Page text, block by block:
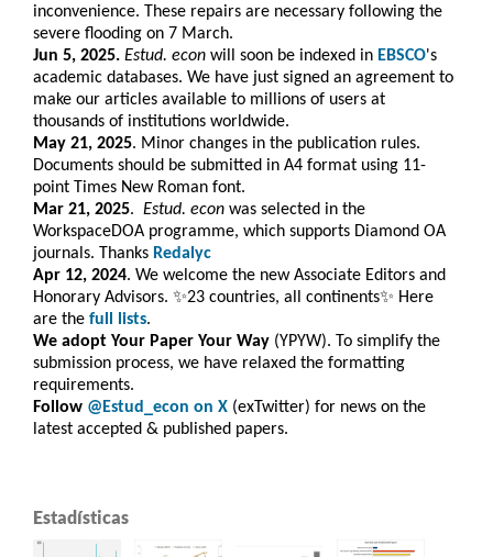
inconvenience. These repairs are necessary following the
severe flooding on 7 March.
Jun 5, 2025. Estud. econ will soon be indexed in EBSCO's
academic databases. We have just signed an agreement to
make our articles available to millions of users at
thousands of institutions worldwide.
May 21, 2025. Minor changes in the publication rules.
Documents should be submitted in A4 format using 11-
point Times New Roman font.
Mar 21, 2025. Estud. econ was selected in the
WorkspaceDOA programme, which supports Diamond OA
journals. Thanks Redalyc
Apr 12, 2024. We welcome the new Associate Editors and
Honorary Advisors. ✨23 countries, all continents✨ Here
are the full lists.
We adopt Your Paper Your Way (YPYW). To simplify the
submission process, we have relaxed the formatting
requirements.
Follow @Estud_econ on X (exTwitter) for news on the
latest accepted & published papers.
Estadísticas